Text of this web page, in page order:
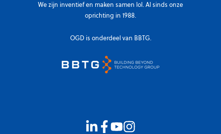
We zijn inventief en maken samen lol. Al sinds onze
oprichting in 1988.
OGD is onderdeel van BBTG.